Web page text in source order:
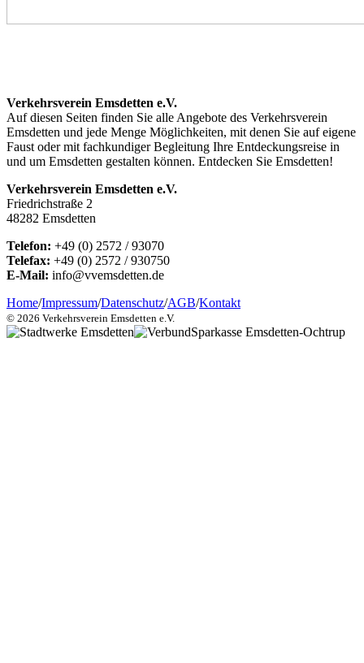
Verkehrsverein Emsdetten e.V.
Auf diesen Seiten finden Sie alle Angebote des Verkehrsverein
Emsdetten und jede Menge Möglichkeiten, mit denen Sie auf eigene
Faust oder mit fachkundiger Begleitung Ihre Entdeckungsreise in
und um Emsdetten gestalten können. Entdecken Sie Emsdetten!
Verkehrsverein Emsdetten e.V.
Friedrichstraße 2
48282 Emsdetten
Telefon: +49 (0) 2572 / 93070
Telefax: +49 (0) 2572 / 930750
E-Mail: info@vvemsdetten.de
Home/Impressum/Datenschutz/AGB/Kontakt
© 2026 Verkehrsverein Emsdetten e.V.